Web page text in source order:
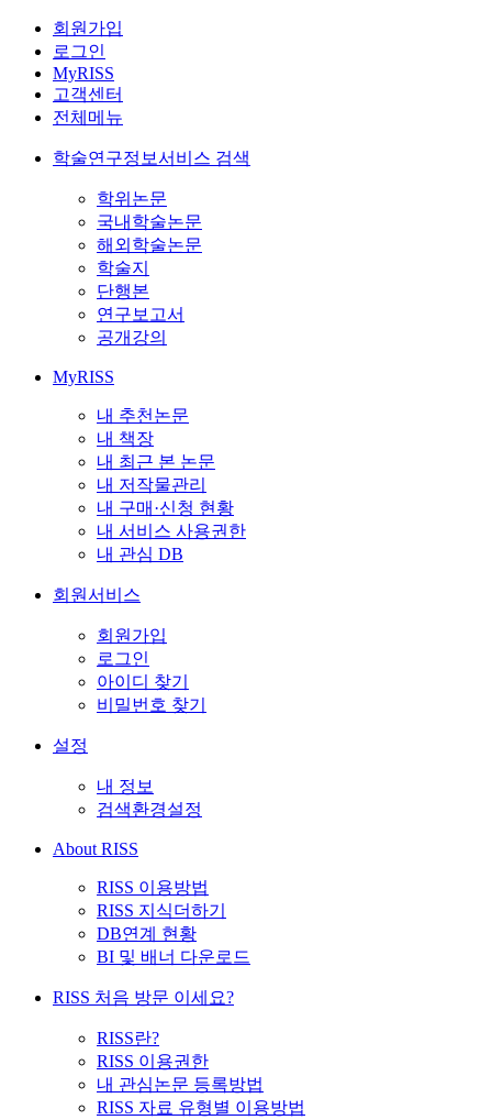
회원가입
로그인
MyRISS
고객센터
전체메뉴
학술연구정보서비스 검색
학위논문
국내학술논문
해외학술논문
학술지
단행본
연구보고서
공개강의
MyRISS
내 추천논문
내 책장
내 최근 본 논문
내 저작물관리
내 구매·신청 현황
내 서비스 사용권한
내 관심 DB
회원서비스
회원가입
로그인
아이디 찾기
비밀번호 찾기
설정
내 정보
검색환경설정
About RISS
RISS 이용방법
RISS 지식더하기
DB연계 현황
BI 및 배너 다운로드
RISS 처음 방문 이세요?
RISS란?
RISS 이용권한
내 관심논문 등록방법
RISS 자료 유형별 이용방법